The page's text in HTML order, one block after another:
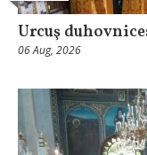
Urcuş
06 Aug, 2026